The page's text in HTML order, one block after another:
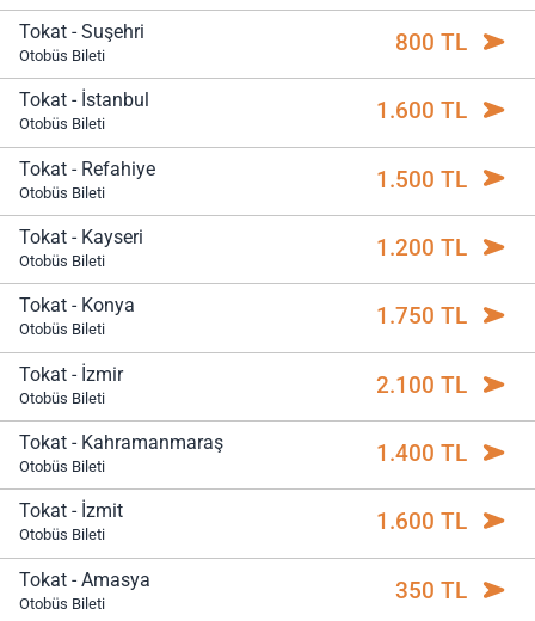
Tokat - Suşehri
Otobüs Bileti 800 TL
Tokat - İstanbul
Otobüs Bileti 1.600 TL
Tokat - Refahiye
Otobüs Bileti 1.500 TL
Tokat - Kayseri
Otobüs Bileti 1.200 TL
Tokat - Konya
Otobüs Bileti 1.750 TL
Tokat - İzmir
Otobüs Bileti 2.100 TL
Tokat - Kahramanmaraş
Otobüs Bileti 1.400 TL
Tokat - İzmit
Otobüs Bileti 1.600 TL
Tokat - Amasya
Otobüs Bileti 350 TL